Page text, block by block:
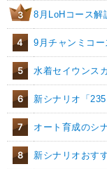
3 8月LoHコース解
4 9月チャンミコ
5 水着セイウンス
6 新シナリオ「
7 オート育成のシ
8 新シナリオおす